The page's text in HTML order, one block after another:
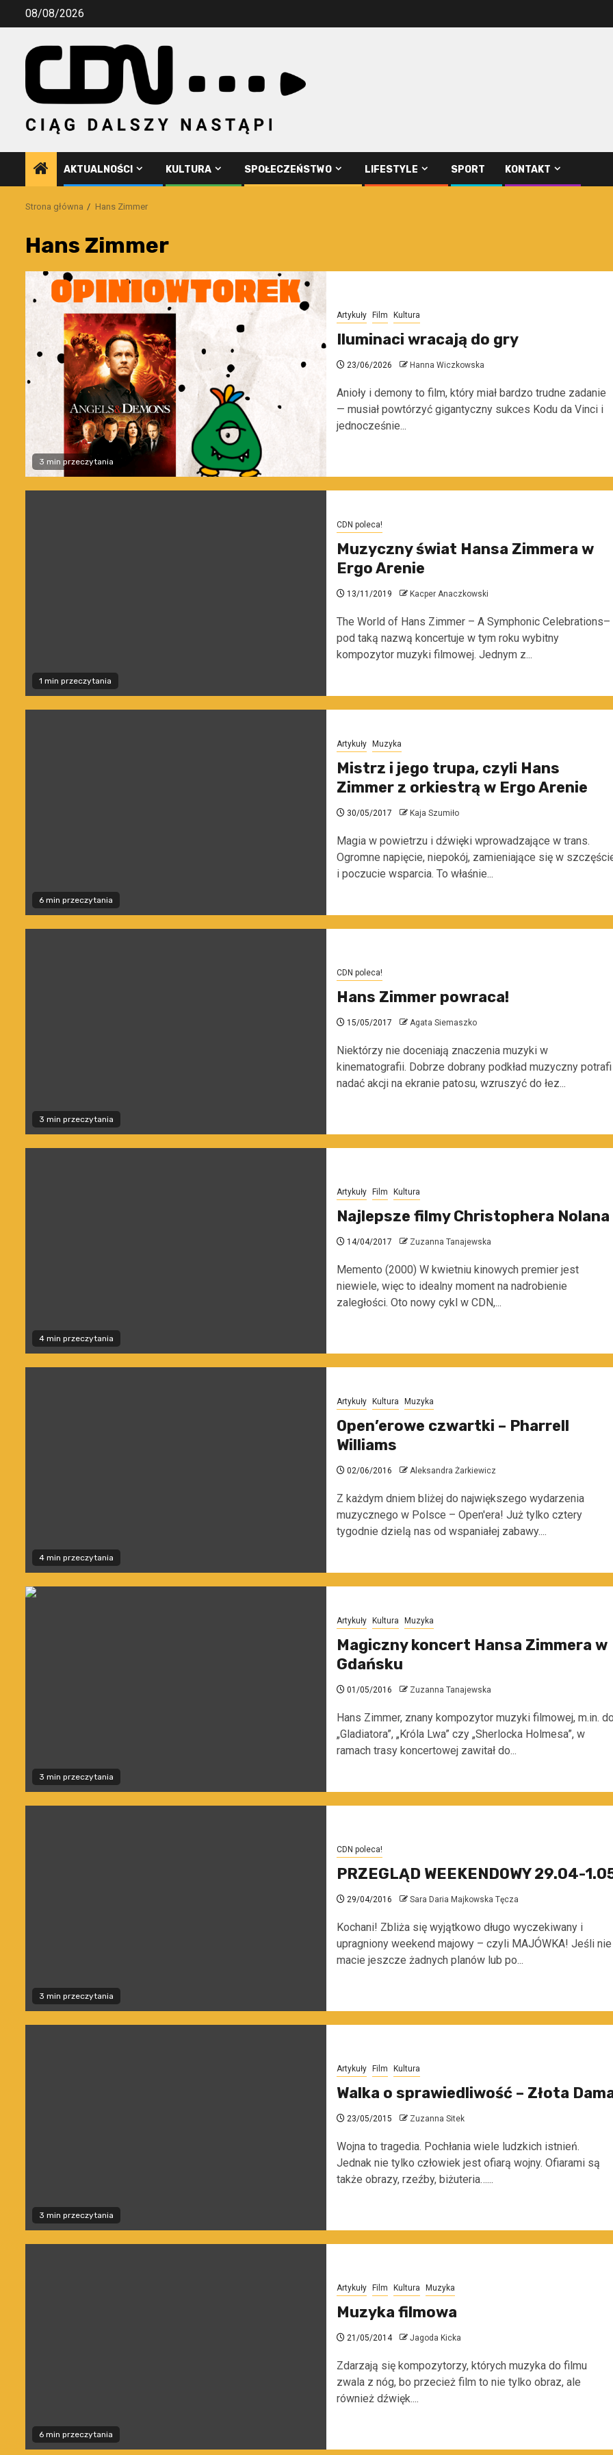
Przejdź08/08/2026
AKTUALNOŚCI KULTURA SPOŁECZEŃSTWO LIFESTYLE SPORT KONTAKT
Strona główna Hans Zimmer
Hans Zimmer
3 min przeczytania
Artykuły Film Kultura
Iluminaci wracają do gry
23/06/2026 Hanna Wiczkowska
Anioły i demony to film, który miał bardzo trudne zadanie
— musiał powtórzyć gigantyczny sukces Kodu da Vinci i
jednocześnie...
1 min przeczytania
CDN poleca!
Muzyczny świat Hansa Zimmera w
Ergo Arenie
13/11/2019 Kacper Anaczkowski
The World of Hans Zimmer – A Symphonic Celebrations–
pod taką nazwą koncertuje w tym roku wybitny
kompozytor muzyki filmowej. Jednym z...
6 min przeczytania
Artykuły Muzyka
Mistrz i jego trupa, czyli Hans
Zimmer z orkiestrą w Ergo Arenie
30/05/2017 Kaja Szumiło
Magia w powietrzu i dźwięki wprowadzające w trans.
Ogromne napięcie, niepokój, zamieniające się w
i poczucie wsparcia. To właśnie...
3 min przeczytania
CDN poleca!
Hans Zimmer powraca!
15/05/2017 Agata Siemaszko
Niektórzy nie doceniają znaczenia muzyki w
kinematografii. Dobrze dobrany podkład muzyczny potrafi
nadać akcji na ekranie patosu, wzruszyć do łez...
4 min przeczytania
Artykuły Film Kultura
Najlepsze filmy Christophera Nolana
14/04/2017 Zuzanna Tanajewska
Memento (2000) W kwietniu kinowych premier jest
niewiele, więc to idealny moment na nadrobienie
zaległości. Oto nowy cykl w CDN,...
4 min przeczytania
Artykuły Kultura Muzyka
Open’erowe czwartki – Pharrell
Williams
02/06/2016 Aleksandra Żarkiewicz
Z każdym dniem bliżej do największego wydarzenia
muzycznego w Polsce – Open'era! Już tylko cztery
tygodnie dzielą nas od wspaniałej zabawy....
3 min przeczytania
Artykuły Kultura Muzyka
Magiczny koncert Hansa Zimmera w
Gdańsku
01/05/2016 Zuzanna Tanajewska
Hans Zimmer, znany kompozytor muzyki filmowej, m.in.
„Gladiatora”, „Króla Lwa” czy „Sherlocka Holmesa”, w
ramach trasy koncertowej zawitał do...
3 min przeczytania
CDN poleca!
PRZEGLĄD WEEKENDOWY 29.04-
29/04/2016 Sara Daria Majkowska Tęcza
Kochani! Zbliża się wyjątkowo długo wyczekiwany i
upragniony weekend majowy – czyli MAJÓWKA! Jeśli nie
macie jeszcze żadnych planów lub po...
3 min przeczytania
Artykuły Film Kultura
Walka o sprawiedliwość – Złota
23/05/2015 Zuzanna Sitek
Wojna to tragedia. Pochłania wiele ludzkich istnień.
Jednak nie tylko człowiek jest ofiarą wojny. Ofiarami są
także obrazy, rzeźby, biżuteria…...
6 min przeczytania
Artykuły Film Kultura Muzyka
Muzyka filmowa
21/05/2014 Jagoda Kicka
Zdarzają się kompozytorzy, których muzyka do filmu
zwala z nóg, bo przecież film to nie tylko obraz, ale
również dźwięk....